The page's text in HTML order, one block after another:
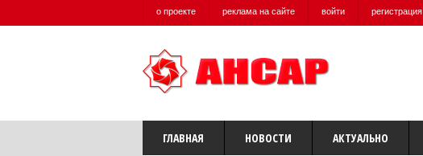
о проекте реклама на сайте войти регистрация
ГЛАВНАЯ НОВОСТИ АКТУАЛЬНО